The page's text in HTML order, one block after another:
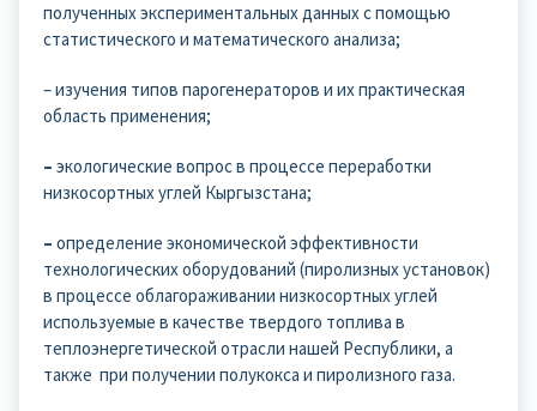
полученных экспериментальных данных с помощью
статистического и математического анализа;
– изучения типов парогенераторов и их практическая
область применения;
– экологические вопрос в процессе переработки
низкосортных углей Кыргызстана;
– определение экономической эффективности
технологических оборудований (пиролизных установок)
в процессе облагораживании низкосортных углей
используемые в качестве твердого топлива в
теплоэнергетической отрасли нашей Республики, а
также при получении полукокса и пиролизного газа.